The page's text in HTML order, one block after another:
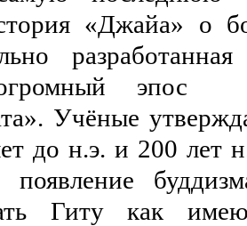
«Джайа» о
эпос
Учёные
до н.э. и 200 лет
появление
Гиту как